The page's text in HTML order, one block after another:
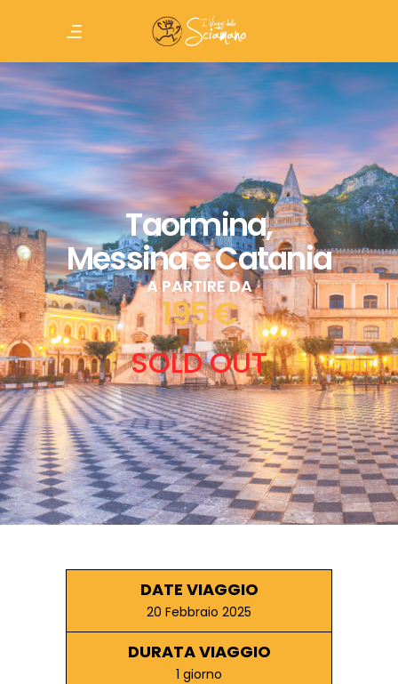
Taormina,
Messina e Catania
A PARTIRE DA
195 €
SOLD OUT
DATE VIAGGIO
20 Febbraio 2025
DURATA VIAGGIO
1 giorno